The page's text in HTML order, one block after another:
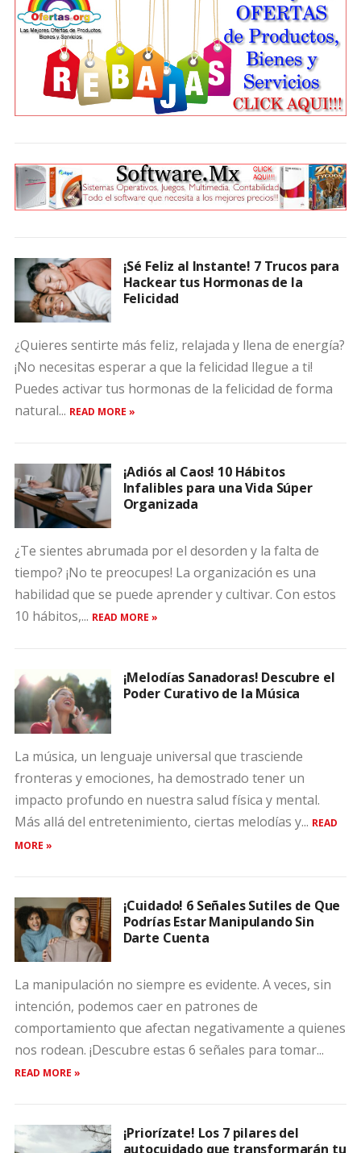
¡Sé Feliz al Instante! 7 Trucos para
Hackear tus Hormonas de la
Felicidad
¿Quieres sentirte más feliz, relajada y llena de energía?
¡No necesitas esperar a que la felicidad llegue a ti!
Puedes activar tus hormonas de la felicidad de forma
natural... READ MORE »
¡Adiós al Caos! 10 Hábitos
Infalibles para una Vida Súper
Organizada
¿Te sientes abrumada por el desorden y la falta de
tiempo? ¡No te preocupes! La organización es una
habilidad que se puede aprender y cultivar. Con estos
10 hábitos,... READ MORE »
¡Melodías Sanadoras! Descubre el
Poder Curativo de la Música
La música, un lenguaje universal que trasciende
fronteras y emociones, ha demostrado tener un
impacto profundo en nuestra salud física y mental.
Más allá del entretenimiento, ciertas melodías y... READ
MORE »
¡Cuidado! 6 Señales Sutiles de Que
Podrías Estar Manipulando Sin
Darte Cuenta
La manipulación no siempre es evidente. A veces, sin
intención, podemos caer en patrones de
comportamiento que afectan negativamente a quienes
nos rodean. ¡Descubre estas 6 señales para tomar...
READ MORE »
¡Priorízate! Los 7 pilares del
autocuidado que transformarán tu